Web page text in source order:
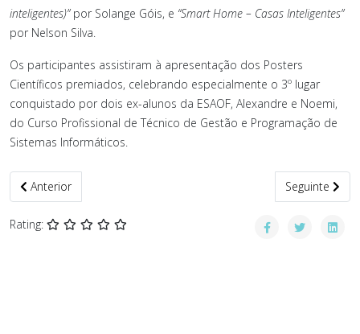
inteligentes)”por Solange Góis, e “Smart Home – Casas Inteligentes”
por Nelson Silva.
Os participantes assistiram à apresentação dos Posters
Científicos premiados, celebrando especialmente o 3º lugar
conquistado por dois ex-alunos da ESAOF, Alexandre e Noemi,
do Curso Profissional de Técnico de Gestão e Programação de
Sistemas Informáticos.
Artigo anterior: Visita de Estudo à Fábrica da Coca-Cola
Anterior Artigo
Seguinte
Rating: